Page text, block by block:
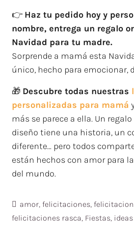
👉 Haz tu pedido hoy y
nombre, entrega un regalo
Navidad para tu madre.
Sorprende a mamá esta
único, hecho para emocionar,
🎁 Descubre todas nuestras
personalizadas para mamá
más se parece a ella. Un
diseño tiene una historia, un
diferente… pero todos
están hechos con amor para
del mundo.
amor,felicitaciones,
felicitaciones rasca, Fiestas,